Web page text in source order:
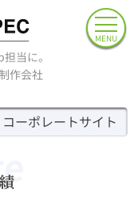
MENU
当に。
作会社
コーポレートサイト